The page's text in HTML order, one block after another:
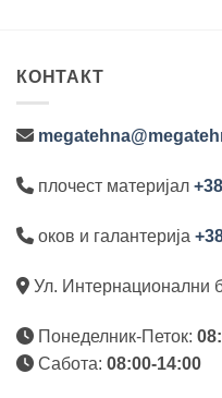
КОНТАКТ
плочест материјал
оков и галантерија
Ул. Интернационални
Понеделник-Петок:
Сабота: 08:00-14:00